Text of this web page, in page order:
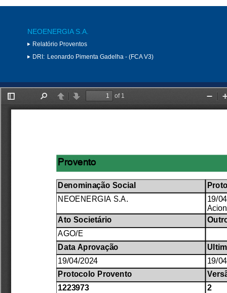
NEOENERGIA S.A.
Relatório Proventos
DRI: Leonardo Pimenta Gadelha - (FCA V3)